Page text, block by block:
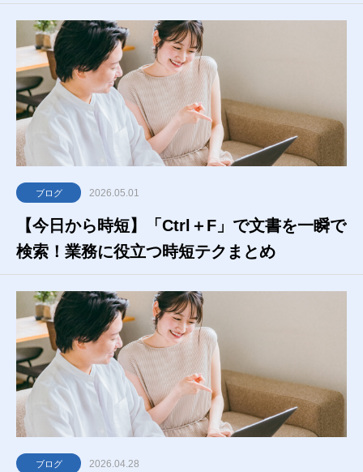
ブログ 2026.05.01
【今日から時短】「Ctrl＋F」で文書を一瞬で
検索！業務に役立つ時短テクまとめ
ブログ 2026.04.28